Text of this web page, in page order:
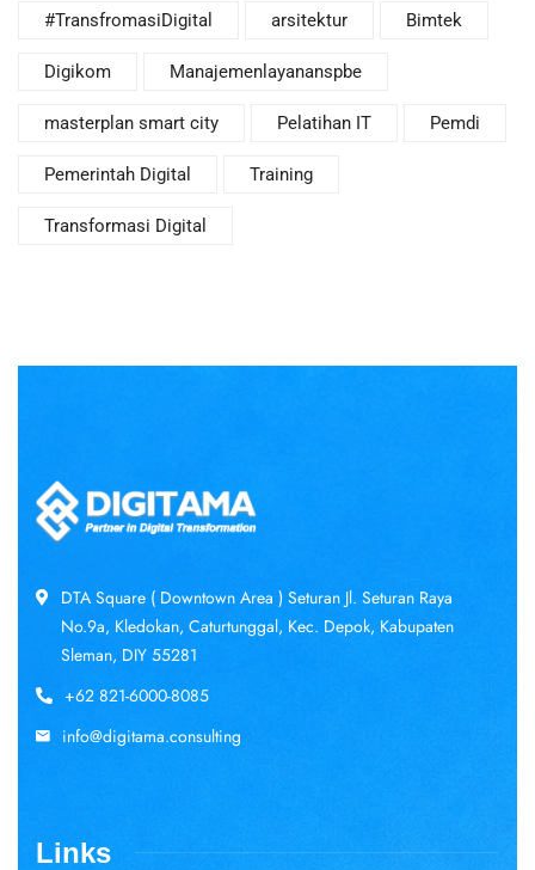
#TransfromasiDigital arsitektur Bimtek
Digikom Manajemenlayananspbe
masterplan smart city Pelatihan IT Pemdi
Pemerintah Digital Training
Transformasi Digital
DTA Square ( Downtown Area ) Seturan Jl. Seturan Raya
No.9a, Kledokan, Caturtunggal, Kec. Depok, Kabupaten
Sleman, DIY 55281
+62 821-6000-8085
info@digitama.consulting
Links